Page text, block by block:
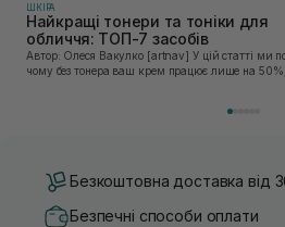
ШКIРА
Найкращі тонери та тоніки для
обличчя: ТОП-7 засобів
Автор: Олеся Вакулко [artnav] У цій статті ми пояснимо,
чому без тонера ваш крем працює лише на 50%,
Безкоштовна доставка від
Безпечні способи оплати